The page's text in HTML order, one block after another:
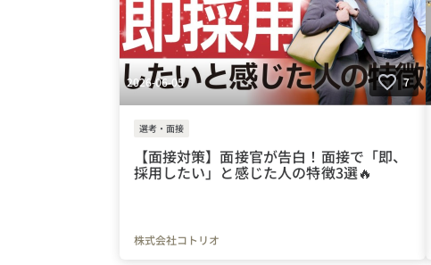
2026-06-05 7
選考・面接
【面接対策】面接官が告白！面接で「即、
採用したい」と感じた人の特徴3選🔥
株式会社コトリオ